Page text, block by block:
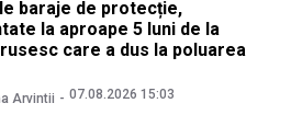
baraje de protecție,
la aproape 5 luni de la
care a dus la poluarea
Arvintii 07.08.2026 15:03